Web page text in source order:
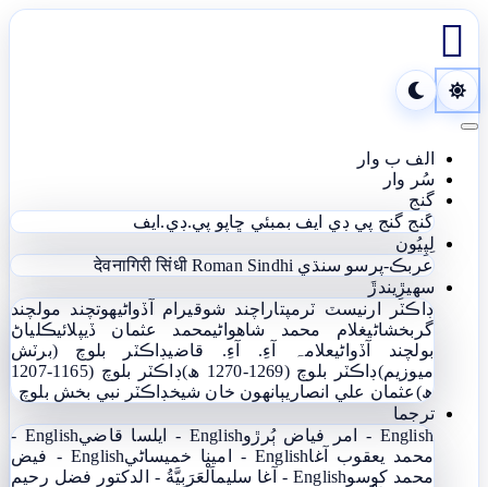

Toggle navigation
الف ب وار
سُر وار
گنج
گنج گنج پي ڊي ايف بمبئي ڇاپو پي.ڊي.ايف
لِپِيُون
عربڪ-پرسو سنڌي
देवनागिरी सिंधी Roman Sindhi
سھيڙِيندڙَ
ڊاڪٽر ارنيسٽ ٽرمپتاراچند شوقيرام آڏواڻيھوتچند مولچند
گربخشاڻيغلام محمد شاھواڻيمحمد عثمان ڏيپلائيڪلياڻ
بولچند آڏواڻيعلامہ آءِ. آءِ. قاضيڊاڪٽر بلوچ (برٽش
ميوزيم)ڊاڪٽر بلوچ (1269-1270 ھ)
ڊاڪٽر بلوچ (1165-1207
ھ)عثمان علي انصاريٻانهون خان شيخڊاڪٽر نبي بخش بلوچ
ترجما
English - امر فياض ٻُرڙو
English - ايلسا قاضي
English -
محمد يعقوب آغاEnglish - امينا خميساڻي
English - فيض
محمد کوسوEnglish - آغا سليم
اَلْعَرَبِيَّةُ - الدکتور فضل رحیم